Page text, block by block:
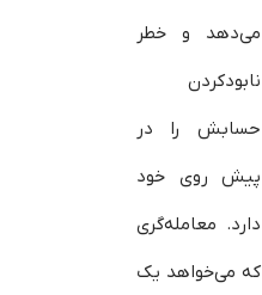
می‌دهد و خطر
نابودکردن
حسابش را در
پیش روی خود
دارد. معامله‌گری
که می‌خواهد یک